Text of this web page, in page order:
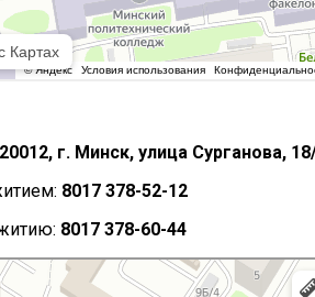
г. Минск, улица Сурганова,
8017 378-52-12
8017 378-60-44
Карты